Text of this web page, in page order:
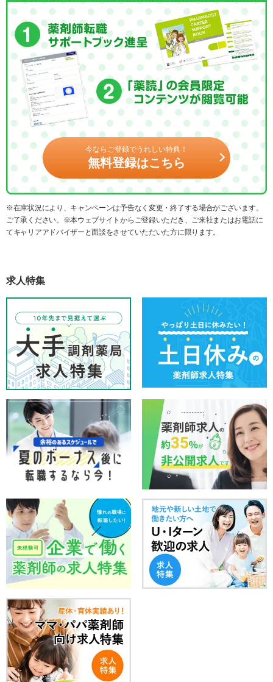
今ならご登録でうれしい特典！
無料登録はこちら
※在庫状況により、キャンペーンは予告なく変更・終了する場合がございます。
ご了承ください。※本ウェブサイトからご登録いただき、ご来社またはお電話に
てキャリアアドバイザーと面談をさせていただいた方に限ります。
求人特集